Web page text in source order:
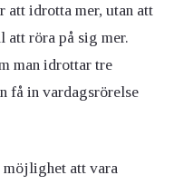
att idrotta mer, utan att
att röra på sig mer.
man idrottar tre
få in vardagsrörelse
möjlighet att vara